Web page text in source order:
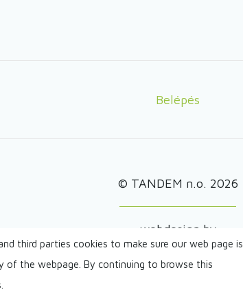
Belépés
© TANDEM n.o. 2026
webdesign by
third parties cookies to make sure our web page is
the webpage. By continuing to browse this